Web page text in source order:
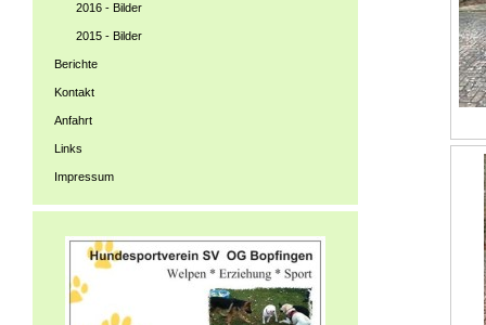
2016 - Bilder
2015 - Bilder
Berichte
Kontakt
Anfahrt
Links
Impressum